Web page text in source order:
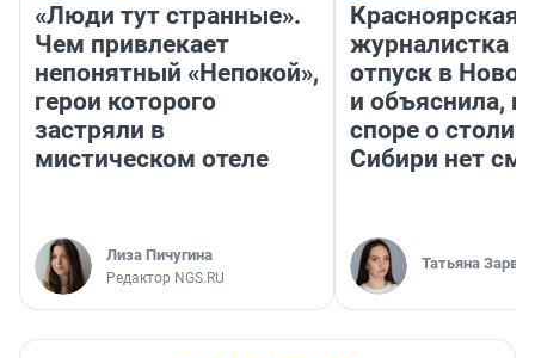
«Люди тут странные».
Чем привлекает
непонятный «Непокой»,
герои которого
застряли в
мистическом отеле
Лиза Пичугина
Редактор NGS.RU
Красноярская
журналистка
отпуск в
и объяснила,
споре о
Сибири нет
Татьяна Зарва